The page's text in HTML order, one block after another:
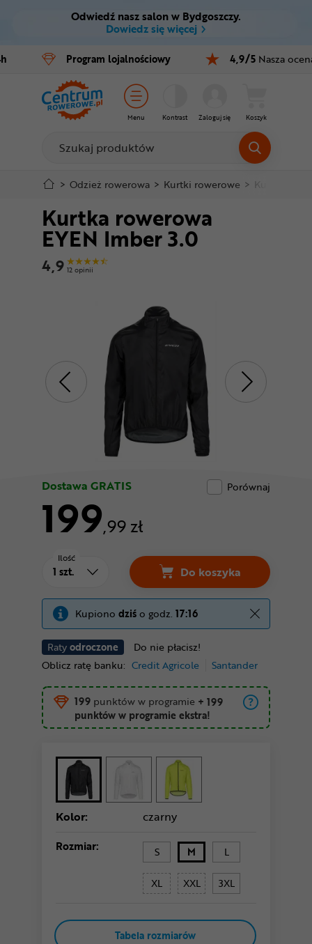
Ctrl M
Menu główne
Informacje o produkcie
Do koszyka
Szczegółowe informacje
Stopka
Mapa strony
Odwiedź nasz salon w Bydgoszczy.
Dowiedz się więcej
Program lojalnościowy 4,9/5 Nasza
Menu Kontrast Zaloguj się Koszyk
Rowery
E-bike
Części
Akcesoria
Odzież
Kaski
Buty
Superoferta
> Odzież rowerowa > Kurtki rowerowe > Kurtki
Kurtka rowerowa
EYEN Imber 3.0
4,9 12 opinii
Dostawa GRATIS Porównaj
199,99 zł
Ratyodroczone
Do nie płacisz!
Oblicz ratę banku: Credit Agricole Santander
Ilość
Do koszyka
Kupiono dziśo godz. 17:16
199 punktów w programie + 199
punktów w programie ekstra!
Kolor: czarny
Rozmiar: S M L
XL XXL 3XL
Tabela rozmiarów